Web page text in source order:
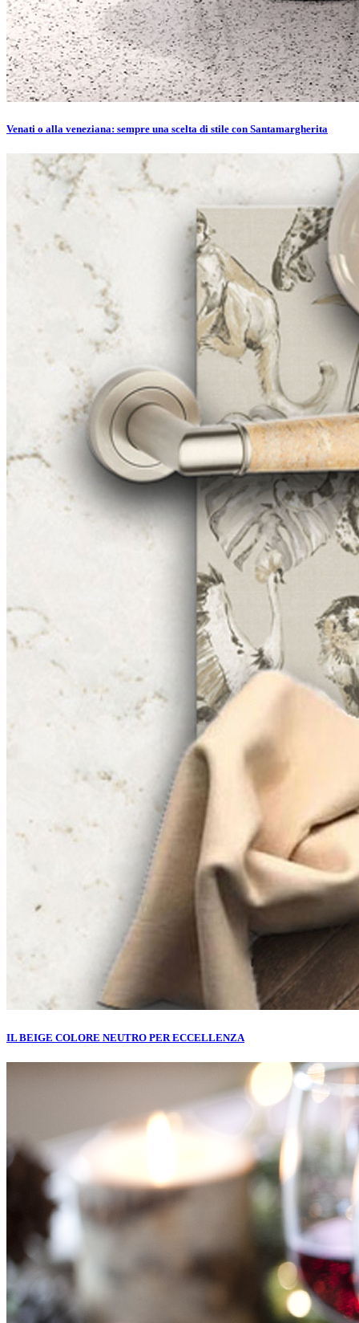
Venati o alla veneziana: sempre una scelta di stile con Santamargherita
IL BEIGE COLORE NEUTRO PER ECCELLENZA